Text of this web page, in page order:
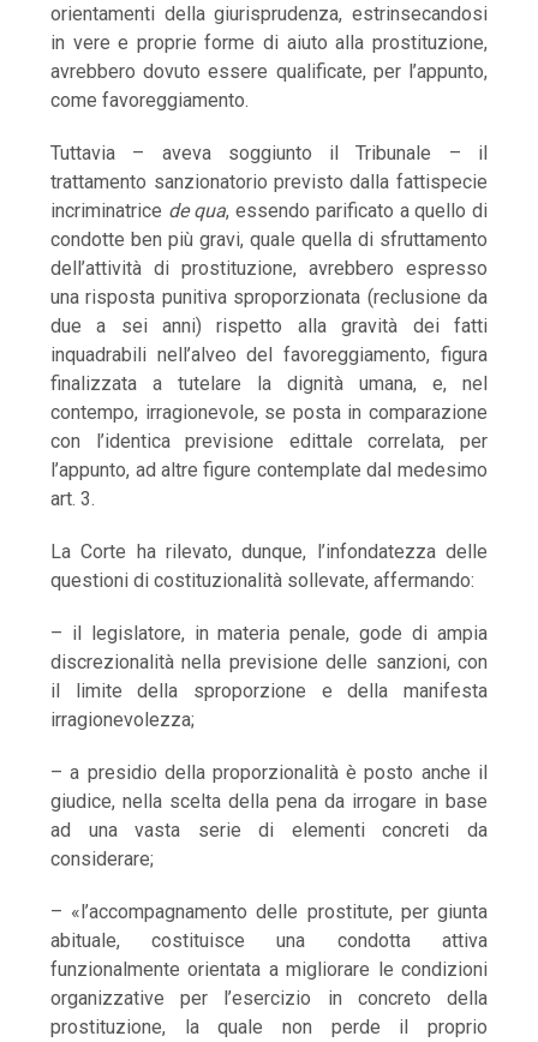
orientamenti della giurisprudenza, estrinsecandosi
in vere e proprie forme di aiuto alla prostituzione,
avrebbero dovuto essere qualificate, per l’appunto,
come favoreggiamento.
Tuttavia – aveva soggiunto il Tribunale – il
trattamento sanzionatorio previsto dalla fattispecie
incriminatrice de qua, essendo parificato a quello di
condotte ben più gravi, quale quella di sfruttamento
dell’attività di prostituzione, avrebbero espresso
una risposta punitiva sproporzionata (reclusione da
due a sei anni) rispetto alla gravità dei fatti
inquadrabili nell’alveo del favoreggiamento, figura
finalizzata a tutelare la dignità umana, e, nel
contempo, irragionevole, se posta in comparazione
con l’identica previsione edittale correlata, per
l’appunto, ad altre figure contemplate dal medesimo
art. 3.
La Corte ha rilevato, dunque, l’infondatezza delle
questioni di costituzionalità sollevate, affermando:
– il legislatore, in materia penale, gode di ampia
discrezionalità nella previsione delle sanzioni, con
il limite della sproporzione e della manifesta
irragionevolezza;
– a presidio della proporzionalità è posto anche il
giudice, nella scelta della pena da irrogare in base
ad una vasta serie di elementi concreti da
considerare;
– «l’accompagnamento delle prostitute, per giunta
abituale, costituisce una condotta attiva
funzionalmente orientata a migliorare le condizioni
organizzative per l’esercizio in concreto della
prostituzione, la quale non perde il proprio